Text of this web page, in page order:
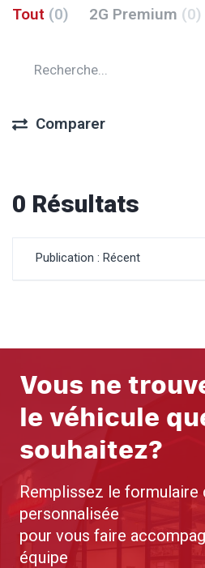
Tout (0) 2G Premium (0)
Comparer
0 Résultats
Publication : Récent
Vous ne
le véhicule
souhaitez?
Remplissez le formulaire
personnalisée
pour vous faire
équipe